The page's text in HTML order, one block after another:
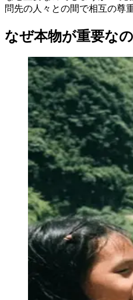
問先の人々との間で相互の尊
なぜ本物が重要な